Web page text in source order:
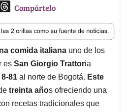
T
r
e
a
d
s
Compártelo
comida italiana uno de los
es San Giorgio Trattoria
81 al norte de Bogotá. Este
treinta años ofreciendo una
recetas tradicionales que